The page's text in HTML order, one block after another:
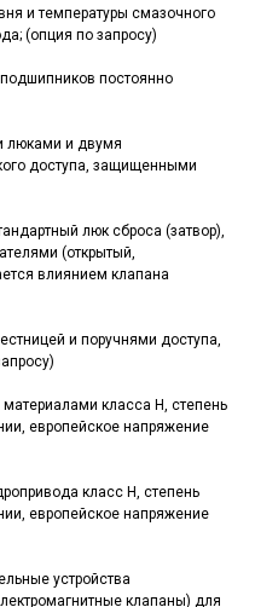
и температуры смазочного
(опция по запросу)
постоянно
люками и двумя
доступа, защищенными
люк сброса (затвор),
(открытый,
влиянием клапана
и поручнями доступа,
класса H, степень
европейское напряжение
класс Н, степень
европейское напряжение
устройства
клапаны) для